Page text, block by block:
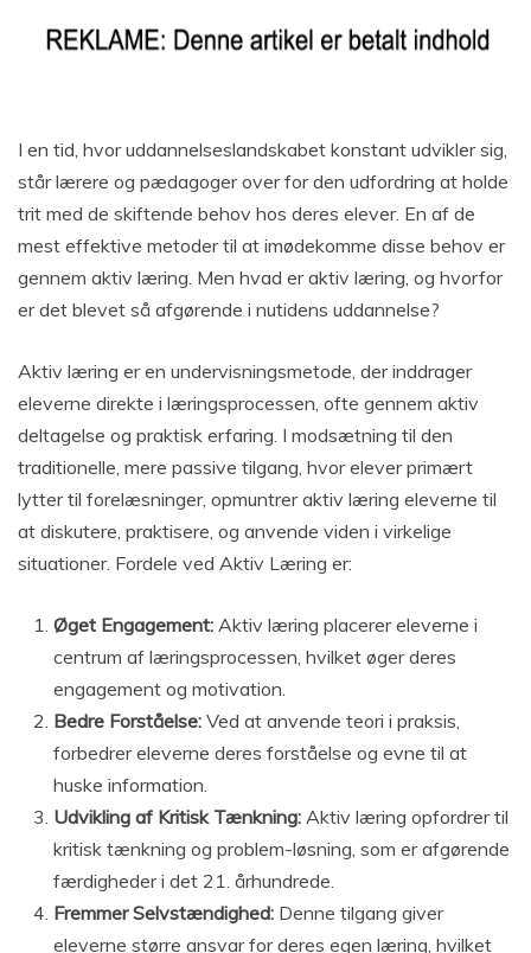
I en tid, hvor uddannelseslandskabet konstant udvikler sig,
står lærere og pædagoger over for den udfordring at holde
trit med de skiftende behov hos deres elever. En af de
mest effektive metoder til at imødekomme disse behov er
gennem aktiv læring. Men hvad er aktiv læring, og hvorfor
er det blevet så afgørende i nutidens uddannelse?
Aktiv læring er en undervisningsmetode, der inddrager
eleverne direkte i læringsprocessen, ofte gennem aktiv
deltagelse og praktisk erfaring. I modsætning til den
traditionelle, mere passive tilgang, hvor elever primært
lytter til forelæsninger, opmuntrer aktiv læring eleverne til
at diskutere, praktisere, og anvende viden i virkelige
situationer. Fordele ved Aktiv Læring er:
Øget Engagement: Aktiv læring placerer eleverne i
centrum af læringsprocessen, hvilket øger deres
engagement og motivation.
Bedre Forståelse: Ved at anvende teori i praksis,
forbedrer eleverne deres forståelse og evne til at
huske information.
Udvikling af Kritisk Tænkning: Aktiv læring opfordrer til
kritisk tænkning og problem-løsning, som er afgørende
færdigheder i det 21. århundrede.
Fremmer Selvstændighed: Denne tilgang giver
eleverne større ansvar for deres egen læring, hvilket